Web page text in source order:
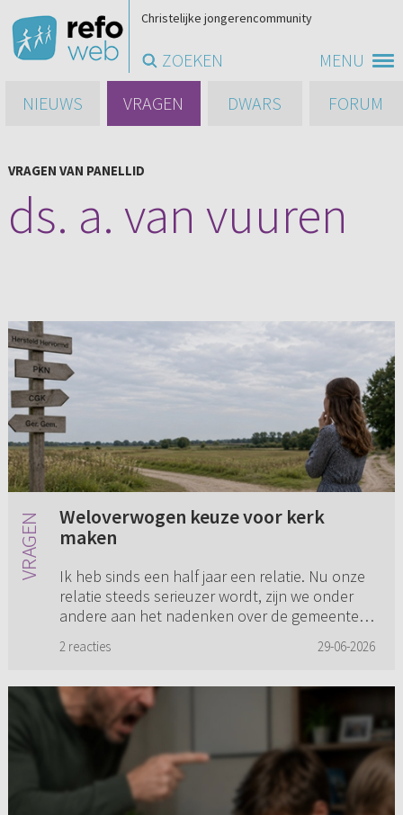
MENU
Christelijke jongerencommunity
ZOEKEN
NIEUWS
VRAGEN DWARS FORUM
VRAGEN VAN PANELLID
ds. a. van vuuren
Weloverwogen keuze voor kerk
maken
Ik heb sinds een half jaar een relatie. Nu onze
relatie steeds serieuzer wordt, zijn we onder
andere aan het nadenken over de gemeente
getrouwd zijn. Mijn vrien...
2 reacties 29-06-2026